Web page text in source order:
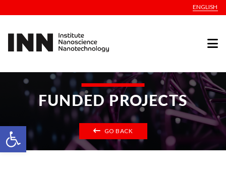
Open toolbar
ENGLISH
FUNDED PROJECTS
GO BACK